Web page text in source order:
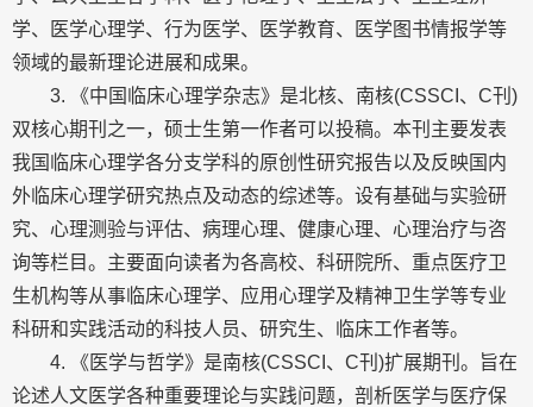
学、医学心理学、行为医学、医学教育、医学图书情报学等
领域的最新理论进展和成果。
3. 《中国临床心理学杂志》是北核、南核(CSSCI、C刊)
双核心期刊之一，硕士生第一作者可以投稿。本刊主要发表
我国临床心理学各分支学科的原创性研究报告以及反映国内
外临床心理学研究热点及动态的综述等。设有基础与实验研
究、心理测验与评估、病理心理、健康心理、心理治疗与咨
询等栏目。主要面向读者为各高校、科研院所、重点医疗卫
生机构等从事临床心理学、应用心理学及精神卫生学等专业
科研和实践活动的科技人员、研究生、临床工作者等。
4. 《医学与哲学》是南核(CSSCI、C刊)扩展期刊。旨在
论述人文医学各种重要理论与实践问题，剖析医学与医疗保